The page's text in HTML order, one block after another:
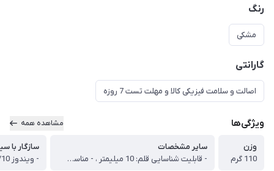
رنگ
مشکی
گارانتی
اصالت و سلامت فیزیکی کالا و مهلت تست 7 روزه
ویژگی‌ها مشاهده همه
وزن
110 گرم
سایر مشخصات
- قابلیت شناسایی قلم: 10 میلیمتر ، - مناسب برای طراحی با هر دو دست (راست دست‌ها و چپ دست‌ها) ، - دارای قلم بدون باتری و بدون نیاز به شارژ کردن ، - مناسب برای امضای دیجیتالی ، - سازگار با انواع نرم افزارهای گرافیکی همچون فتوشاپ، ایلاستریتور، Maya، Painter، 3D MAX و ...
سازگار با
- ویندوز 7/8/10 ، - Mac OS X 10.10 به بالا